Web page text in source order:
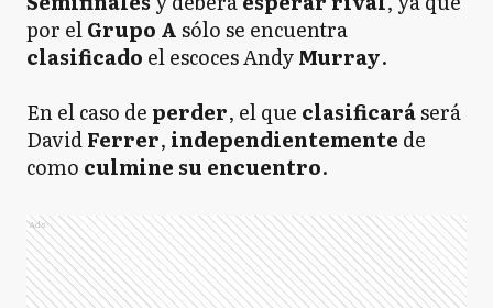
por elGrupo Asólo se encuentra
clasificado el escoces AndyMurray.
En el caso de perder, el que clasificaráserá
DavidFerrer, independientemente de
como culmine su encuentro.
Ads